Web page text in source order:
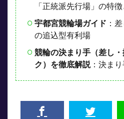
「正統派先行場」の特
宇都宮競輪場ガイド ：
の追込型有利場
競輪の決まり手（差し
ク）を徹底解説：決ま